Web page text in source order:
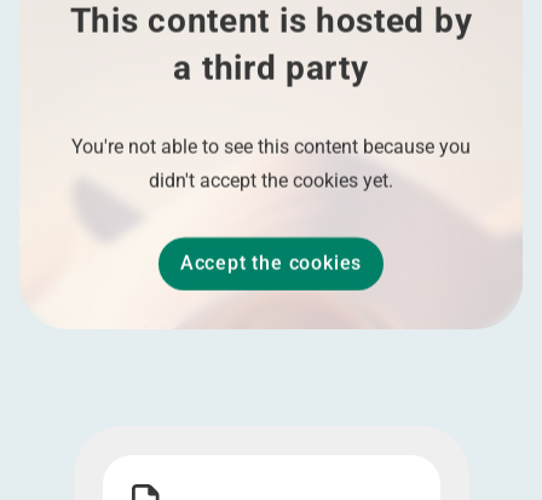
This content is hosted by
a third party
You're not able to see this content because you
didn't accept the cookies yet.
Accept the cookies